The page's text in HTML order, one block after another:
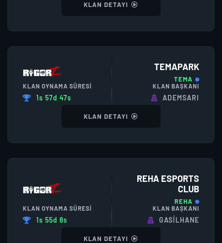
KLAN DETAYI
TEMAPARK
TEMA
KLAN OYNAMA SÜRESI
1s 57d 47s
KLAN BAŞKANI
ADEMSARI
KLAN DETAYI
REHA ESPORTS
CLUB
REHA
KLAN OYNAMA SÜRESI
1s 55d 8s
KLAN BAŞKANI
GASILHANE
KLAN DETAYI